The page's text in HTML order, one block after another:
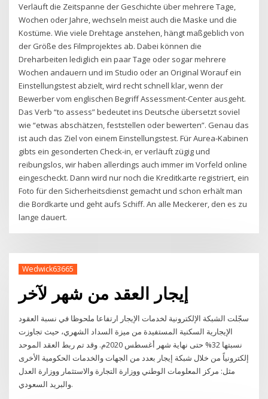
Verläuft die Zeitspanne der Geschichte über mehrere Tage,
Wochen oder Jahre, wechseln meist auch die Maske und die
Kostüme. Wie viele Drehtage anstehen, hängt maßgeblich von
der Größe des Filmprojektes ab. Dabei können die
Dreharbeiten lediglich ein paar Tage oder sogar mehrere
Wochen andauern und im Studio oder an Original Worauf ein
Einstellungstest abzielt, wird recht schnell klar, wenn der
Bewerber vom englischen Begriff Assessment-Center ausgeht.
Das Verb “to assess” bedeutet ins Deutsche übersetzt soviel
wie “etwas abschätzen, feststellen oder bewerten”. Genau das
ist auch das Ziel von einem Einstellungstest. Für Aurea-Kabinen
gibts ein gesonderten Check-in, er verläuft zügig und
reibungslos, wir haben allerdings auch immer im Vorfeld online
eingescheckt. Dann wird nur noch die Kreditkarte registriert, ein
Foto für den Sicherheitsdienst gemacht und schon erhält man
die Bordkarte und geht aufs Schiff. An alle Meckerer, den es zu
lange dauert.
Wedwick63665
إيجار العقد من شهر لآخر
سجّلت الشبكة الإلكترونية لخدمات الإيجار ارتفاعا ملحوظا في نسبة العقود
الإيجارية السكنية المستفيدة من ميزة السداد الشهري، حيث تجاوزت
نسبتها 32% حتى نهاية شهر أغسطس 2020م. وقد تم ربط العقد الموحد
إلكترونياً من خلال شبكة إيجار بعدد من الجهات والخدمات الحكومية الأخرى
مثل: مركز المعلومات الوطني ووزارة التجارة والاستثمار ووزارة العدل
والبريد السعودي.